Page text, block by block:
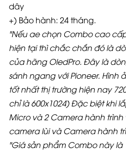
dây
+) Bảo hành: 24 tháng.
"Nếu ae chọn Combo cao
hiện tại thì chắc chắn đó là
của hãng OledPro. Đây là
sánh ngang với Pioneer. Hình
tốt nhất thị trường hiện nay
chỉ là 600x1024) Đặc biệt khi
Micro và 2 Camera hành
camera lùi và Camera hành
"Giá sản phẩm Combo này là